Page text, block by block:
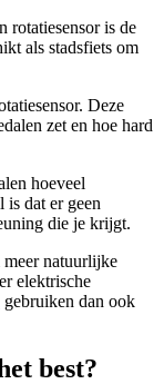
rotatiesensor is de
als stadsfiets om
Deze
zet en hoe hard
hoeveel
dat er geen
die je krijgt.
meer natuurlijke
elektrische
gebruiken dan ook
best?